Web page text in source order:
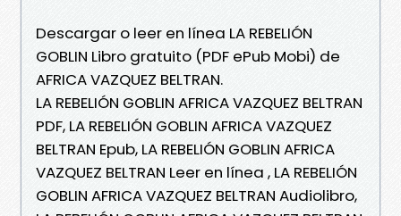
Descargar o leer en línea LA REBELIÓN
GOBLIN Libro gratuito (PDF ePub Mobi) de
AFRICA VAZQUEZ BELTRAN.
LA REBELIÓN GOBLIN AFRICA VAZQUEZ BELTRAN
PDF, LA REBELIÓN GOBLIN AFRICA VAZQUEZ
BELTRAN Epub, LA REBELIÓN GOBLIN AFRICA
VAZQUEZ BELTRAN Leer en línea , LA REBELIÓN
GOBLIN AFRICA VAZQUEZ BELTRAN Audiolibro,